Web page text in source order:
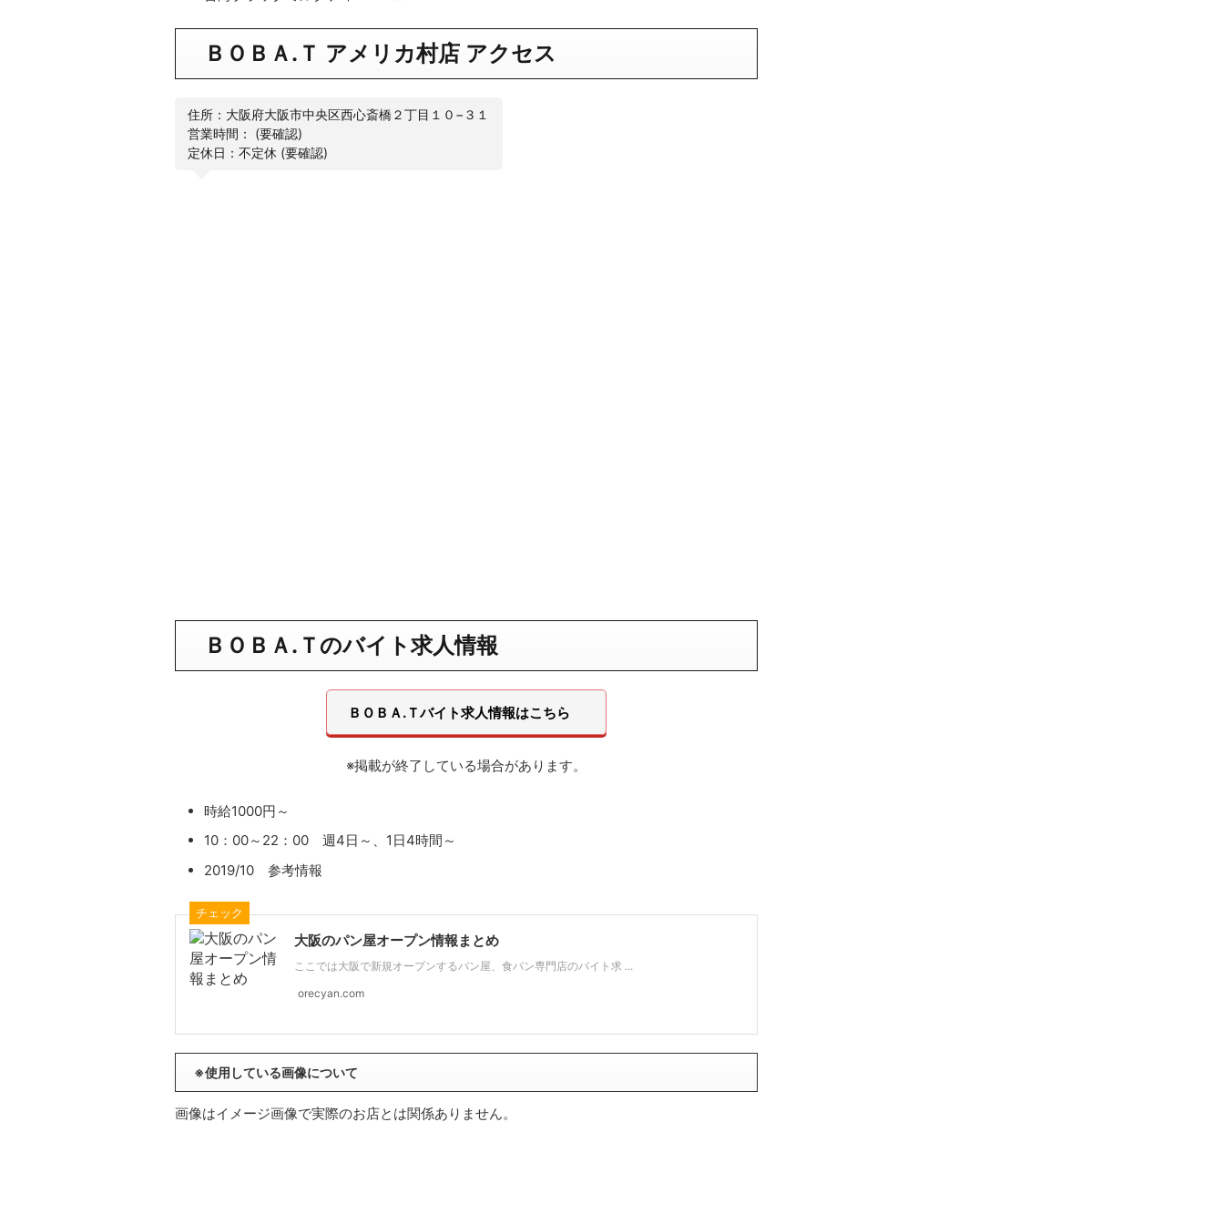
ＢＯＢＡ.Ｔ アメリカ村店 アクセス
住所：大阪府大阪市中央区西心斎橋２丁目１０−３１
営業時間： (要確認)
定休日：不定休 (要確認)
ＢＯＢＡ.Ｔのバイト求人情報
ＢＯＢＡ.Ｔバイト求人情報はこちら
※掲載が終了している場合があります。
時給1000円～
10：00～22：00 週4日～、1日4時間～
2019/10 参考情報
チェック
大阪のパン屋オープン情報まとめ
ここでは大阪で新規オープンするパン屋、食パン専門店のバイト求 ...
orecyan.com
※使用している画像について
画像はイメージ画像で実際のお店とは関係ありません。